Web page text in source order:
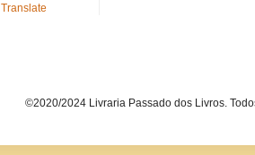
Translate
©2020/2024 Livraria Passado dos Livros.